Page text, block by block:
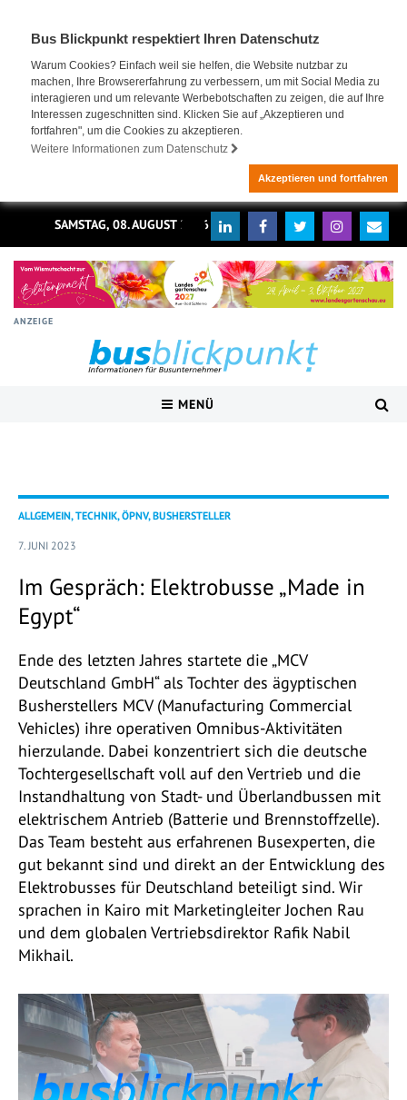
Bus Blickpunkt respektiert Ihren Datenschutz
Warum Cookies? Einfach weil sie helfen, die Website nutzbar zu
machen, Ihre Browsererfahrung zu verbessern, um mit Social Media zu
interagieren und um relevante Werbebotschaften zu zeigen, die auf Ihre
Interessen zugeschnitten sind. Klicken Sie auf „Akzeptieren und
fortfahren", um die Cookies zu akzeptieren.
Weitere Informationen zum Datenschutz
Akzeptieren und fortfahren
SAMSTAG, 08. AUGUST 2026
ANZEIGE
MENÜ
ALLGEMEIN, TECHNIK, ÖPNV, BUSHERSTELLER
7. JUNI 2023
Im Gespräch: Elektrobusse „Made in
Egypt“
Ende des letzten Jahres startete die „MCV
Deutschland GmbH“ als Tochter des ägyptischen
Busherstellers MCV (Manufacturing Commercial
Vehicles) ihre operativen Omnibus-Aktivitäten
hierzulande. Dabei konzentriert sich die deutsche
Tochtergesellschaft voll auf den Vertrieb und die
Instandhaltung von Stadt- und Überlandbussen mit
elektrischem Antrieb (Batterie und Brennstoffzelle).
Das Team besteht aus erfahrenen Busexperten, die
gut bekannt sind und direkt an der Entwicklung des
Elektrobusses für Deutschland beteiligt sind. Wir
sprachen in Kairo mit Marketingleiter Jochen Rau
und dem globalen Vertriebsdirektor Rafik Nabil
Mikhail.